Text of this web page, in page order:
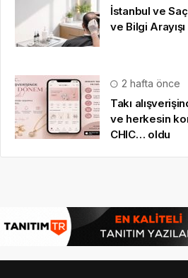
İstanbul ve
ve Bilgi Arayışı
2 hafta önce
Takı
ve herkesin
CHIC… oldu